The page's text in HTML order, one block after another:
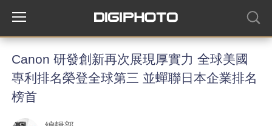
Canon 研發創新再次展現厚實力 全球美國
專利排名榮登全球第三 並蟬聯日本企業排名
榜首